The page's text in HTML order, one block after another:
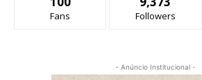
Fans Followers
- Anúncio Institucional -